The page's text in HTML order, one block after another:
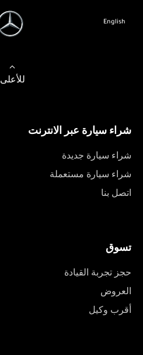
English
للأعلى
شراء سيارة عبر الانترنت
شراء سيارة جديدة
شراء سيارة مستعملة
اتصل بنا
تسوق
حجز تجربة القيادة
العروض
أقرب وكيل